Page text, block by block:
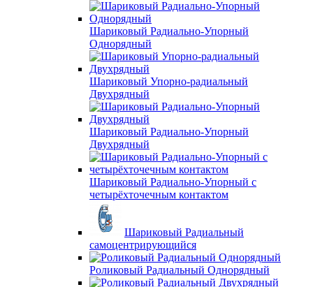
Шариковый Радиально-Упорный
Однорядный
Шариковый Упорно-радиальный
Двухрядный
Шариковый Радиально-Упорный
Двухрядный
Шариковый Радиально-Упорный с
четырёхточечным контактом
Шариковый Радиальный
самоцентрирующийся
Роликовый Радиальный Однорядный